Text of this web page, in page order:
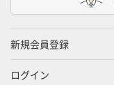
新規会員登録
ログイン